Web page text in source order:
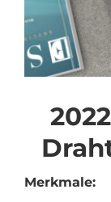
Converter
Audio/Video
Multi-
Stylus Pen
Merkmale: